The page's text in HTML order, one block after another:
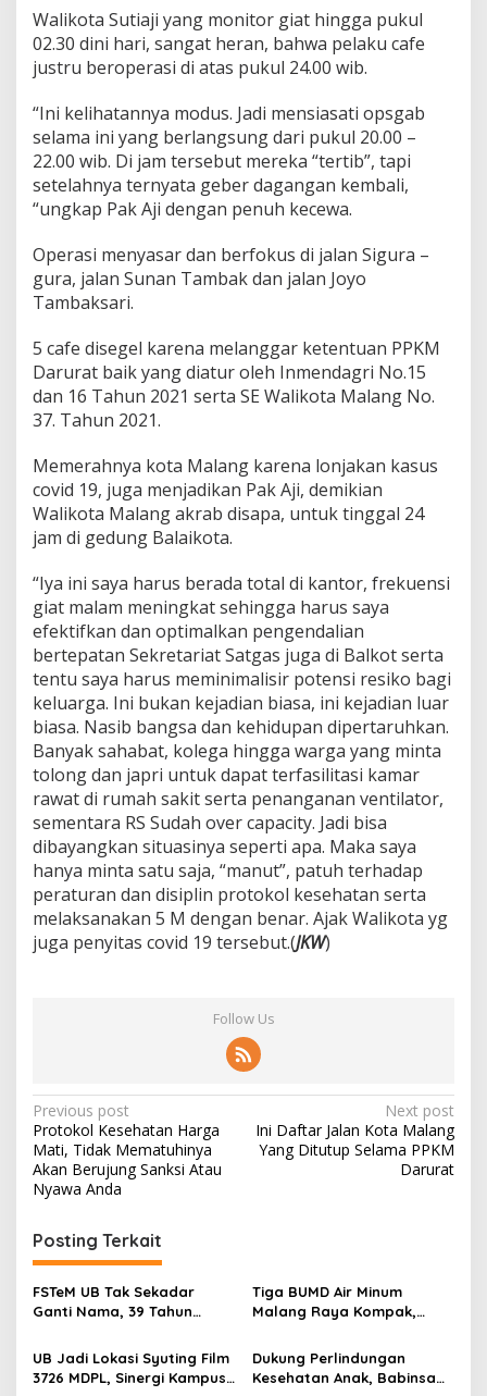
i
p
e
l
g
g
a
r
P
P
M
D
a
r
r
a
t
p
w
u
t
u
p
n
e
m
p
a
t
u
s
a
h
a
Walikota Sutiaji yang monitor giat hingga pukul
02.30 dini hari, sangat heran, bahwa pelaku cafe
justru beroperasi di atas pukul 24.00 wib.
“Ini kelihatannya modus. Jadi mensiasati opsgab
selama ini yang berlangsung dari pukul 20.00 –
22.00 wib. Di jam tersebut mereka “tertib”, tapi
setelahnya ternyata geber dagangan kembali,
“ungkap Pak Aji dengan penuh kecewa.
Operasi menyasar dan berfokus di jalan Sigura –
gura, jalan Sunan Tambak dan jalan Joyo
Tambaksari.
5 cafe disegel karena melanggar ketentuan PPKM
Darurat baik yang diatur oleh Inmendagri No.15
dan 16 Tahun 2021 serta SE Walikota Malang No.
37. Tahun 2021.
Memerahnya kota Malang karena lonjakan kasus
covid 19, juga menjadikan Pak Aji, demikian
Walikota Malang akrab disapa, untuk tinggal 24
jam di gedung Balaikota.
“Iya ini saya harus berada total di kantor, frekuensi
giat malam meningkat sehingga harus saya
efektifkan dan optimalkan pengendalian
bertepatan Sekretariat Satgas juga di Balkot serta
tentu saya harus meminimalisir potensi resiko bagi
keluarga. Ini bukan kejadian biasa, ini kejadian luar
biasa. Nasib bangsa dan kehidupan dipertaruhkan.
Banyak sahabat, kolega hingga warga yang minta
tolong dan japri untuk dapat terfasilitasi kamar
rawat di rumah sakit serta penanganan ventilator,
sementara RS Sudah over capacity. Jadi bisa
dibayangkan situasinya seperti apa. Maka saya
hanya minta satu saja, “manut”, patuh terhadap
peraturan dan disiplin protokol kesehatan serta
melaksanakan 5 M dengan benar. Ajak Walikota yg
juga penyitas covid 19 tersebut.(JKW)
Follow Us
P
o
s
t
n
a
v
i
g
Previous post
Protokol Kesehatan Harga
Mati, Tidak Mematuhinya
Akan Berujung Sanksi Atau
Nyawa Anda
Next post
Ini Daftar Jalan Kota Malang
Yang Ditutup Selama PPKM
Darurat
Posting Terkait
FSTeM UB Tak Sekadar
Ganti Nama, 39 Tahun
Trendsetter Sains dan
Teknologi
Tiga BUMD Air Minum
Malang Raya Kompak,
Tapi Juga Prestasi
UB Jadi Lokasi Syuting Film
3726 MDPL, Sinergi Kampus
Dukung Perlindungan
Kesehatan Anak, Babinsa